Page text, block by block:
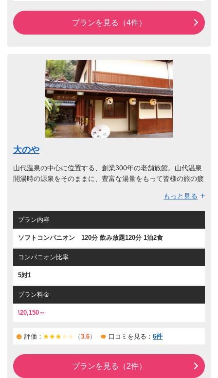
プランを見る（4件）
大のや
山代温泉の中心に位置する、創業300年の老舗旅館。山代温泉
開湯時の源泉をそのままに、豊富な湯量をもって皆様の旅の疲
純和風の数寄屋造りの客室は、伝統と昔にタイムスリップした
かのような赴き深さで館内を暖かに色づけます。宴会には加賀
料理に海の幸を贅沢に。もちろん北陸といえば蟹も欠かせな
もっと見る
プラン内容
ソフトコンパニオン 120分 飲み放題120分 1泊2食
コンパニオン比率
5対1
プラン料金
\20,150～
評価： （3.6） 口コミを見る： 6件
プランを見る（2件）